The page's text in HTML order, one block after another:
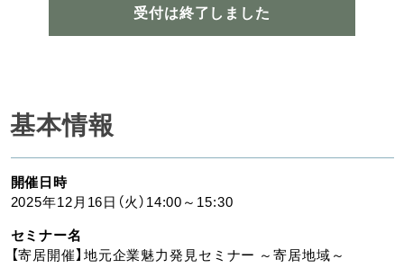
受付は終了しました
基本情報
開催日時
2025年12月16日（火）14:00～15:30
セミナー名
【寄居開催】地元企業魅力発見セミナー ～寄居地域～